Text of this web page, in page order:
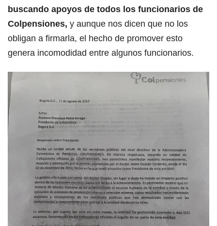
buscando apoyos de todos los funcionarios de
Colpensiones, y aunque nos dicen que no los
obligan a firmarla, el hecho de promover esto
genera incomodidad entre algunos funcionarios.